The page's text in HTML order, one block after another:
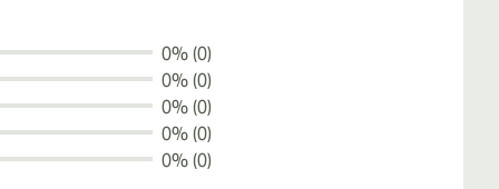
0% (0)
0% (0)
0% (0)
0% (0)
0% (0)